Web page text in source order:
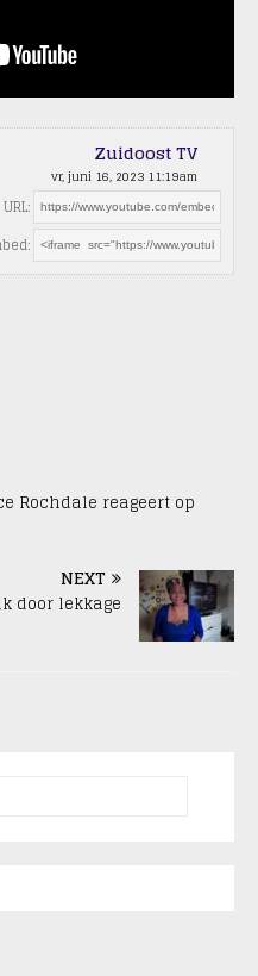
Zuidoost TV
vr, juni 16, 2023 11:19am
URL:
Rochdale reageert op
NEXT
door lekkage